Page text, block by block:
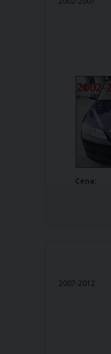
Cena:
2007-2012